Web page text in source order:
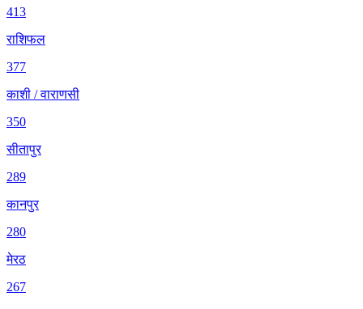
413
राशिफल
377
काशी / वाराणसी
350
सीतापुर
289
कानपुर
280
मेरठ
267